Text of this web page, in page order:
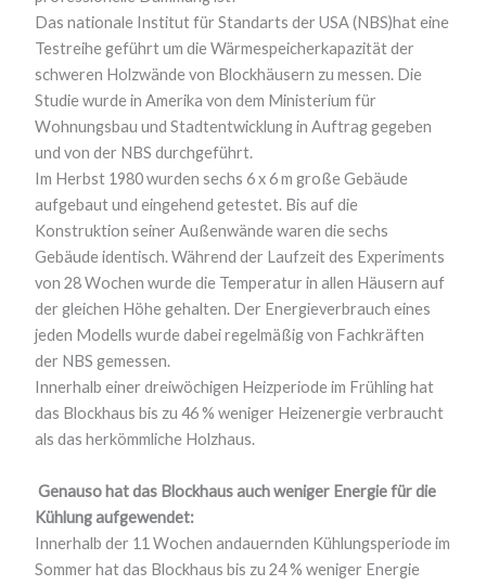
Das nationale Institut für Standarts der USA (NBS)hat eine
Testreihe geführt um die Wärmespeicherkapazität der
schweren Holzwände von Blockhäusern zu messen. Die
Studie wurde in Amerika von dem Ministerium für
Wohnungsbau und Stadtentwicklung in Auftrag gegeben
und von der NBS durchgeführt.
Im Herbst 1980 wurden sechs 6 x 6 m große Gebäude
aufgebaut und eingehend getestet. Bis auf die
Konstruktion seiner Außenwände waren die sechs
Gebäude identisch. Während der Laufzeit des Experiments
von 28 Wochen wurde die Temperatur in allen Häusern auf
der gleichen Höhe gehalten. Der Energieverbrauch eines
jeden Modells wurde dabei regelmäßig von Fachkräften
der NBS gemessen.
Innerhalb einer dreiwöchigen Heizperiode im Frühling hat
das Blockhaus bis zu 46 % weniger Heizenergie verbraucht
als das herkömmliche Holzhaus.
Genauso hat das Blockhaus auch weniger Energie für die
Kühlung aufgewendet:
Innerhalb der 11 Wochen andauernden Kühlungsperiode im
Sommer hat das Blockhaus bis zu 24 % weniger Energie